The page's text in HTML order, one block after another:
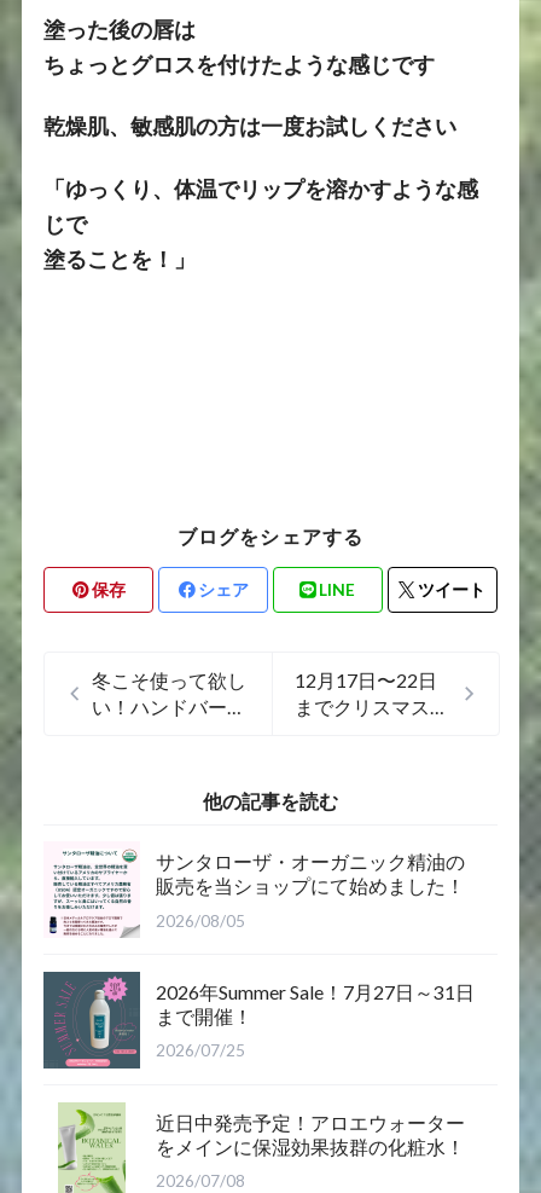
塗った後の唇は
ちょっとグロスを付けたような感じです
乾燥肌、敏感肌の方は一度お試しください
「ゆっくり、体温でリップを溶かすような感
じで
塗ることを！」
ブログをシェアする
保存 シェア LINE ツイート
冬こそ使って欲し
い！ハンドバーム
12月17日〜22日
までクリスマスク
他の記事を読む
サンタローザ・オーガニック精油の
販売を当ショップにて始めました！
2026/08/05
2026年Summer Sale！7月27日～31日
まで開催！
2026/07/25
近日中発売予定！アロエウォーター
をメインに保湿効果抜群の化粧水！
2026/07/08